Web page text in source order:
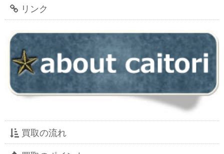
リンク
買取の流れ